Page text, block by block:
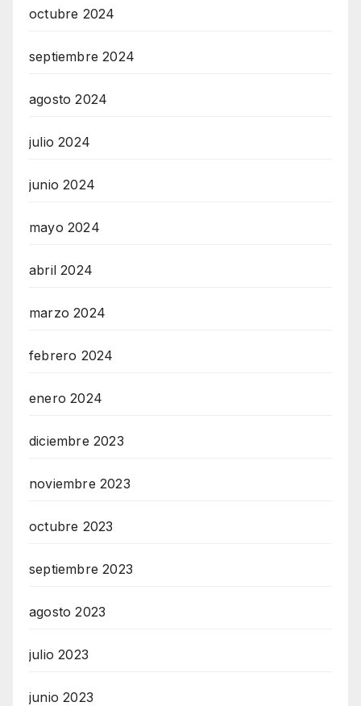
octubre 2024
septiembre 2024
agosto 2024
julio 2024
junio 2024
mayo 2024
abril 2024
marzo 2024
febrero 2024
enero 2024
diciembre 2023
noviembre 2023
octubre 2023
septiembre 2023
agosto 2023
julio 2023
junio 2023